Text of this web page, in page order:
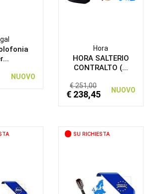
NUOVO
Hora
HORA SALTERIO
CONTRALTO (...
€ 251,00
€ 238,45 NUOVO
SU RICHIESTA